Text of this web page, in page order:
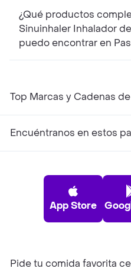
¿Qué productos
Sinuinhaler Inhalador
puedo encontrar en
Top Marcas y Cadenas
Encuéntranos en estos
App Store
Pide tu comida favorita